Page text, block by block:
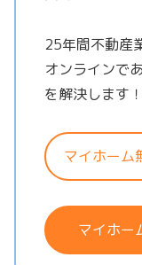
25年間不動産
オンラインで
を解決します！
マイホーム
マイホー